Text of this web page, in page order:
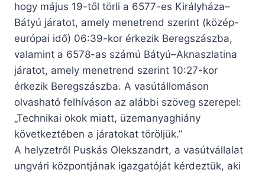
hogy május 19-től törli a 6577-es Királyháza–
Bátyú járatot, amely menetrend szerint (közép-
európai idő) 06:39-kor érkezik Beregszászba,
valamint a 6578-as számú Bátyú–Aknaszlatina
járatot, amely menetrend szerint 10:27-kor
érkezik Beregszászba. A vasútállomáson
olvasható felhíváson az alábbi szöveg szerepel:
„Technikai okok miatt, üzemanyaghiány
következtében a járatokat töröljük.”
A helyzetről Puskás Olekszandrt, a vasútvállalat
ungvári központjának igazgatóját kérdeztük, aki